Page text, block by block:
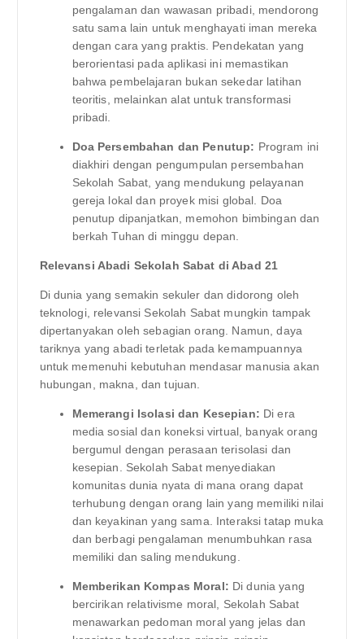
pengalaman dan wawasan pribadi, mendorong
satu sama lain untuk menghayati iman mereka
dengan cara yang praktis. Pendekatan yang
berorientasi pada aplikasi ini memastikan
bahwa pembelajaran bukan sekedar latihan
teoritis, melainkan alat untuk transformasi
pribadi.
Doa Persembahan dan Penutup: Program ini
diakhiri dengan pengumpulan persembahan
Sekolah Sabat, yang mendukung pelayanan
gereja lokal dan proyek misi global. Doa
penutup dipanjatkan, memohon bimbingan dan
berkah Tuhan di minggu depan.
Relevansi Abadi Sekolah Sabat di Abad 21
Di dunia yang semakin sekuler dan didorong oleh
teknologi, relevansi Sekolah Sabat mungkin tampak
dipertanyakan oleh sebagian orang. Namun, daya
tariknya yang abadi terletak pada kemampuannya
untuk memenuhi kebutuhan mendasar manusia akan
hubungan, makna, dan tujuan.
Memerangi Isolasi dan Kesepian: Di era
media sosial dan koneksi virtual, banyak orang
bergumul dengan perasaan terisolasi dan
kesepian. Sekolah Sabat menyediakan
komunitas dunia nyata di mana orang dapat
terhubung dengan orang lain yang memiliki nilai
dan keyakinan yang sama. Interaksi tatap muka
dan berbagi pengalaman menumbuhkan rasa
memiliki dan saling mendukung.
Memberikan Kompas Moral: Di dunia yang
bercirikan relativisme moral, Sekolah Sabat
menawarkan pedoman moral yang jelas dan